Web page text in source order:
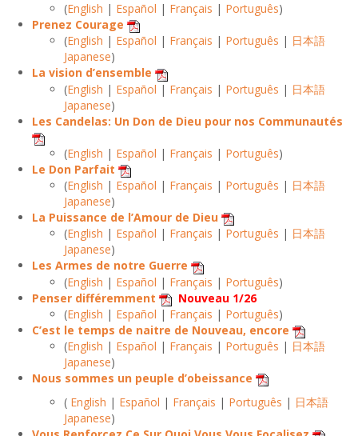
(English | Español | Français | Português)
Prenez Courage
(English | Español | Français | Português | 日本語
Japanese)
La vision d’ensemble
(English | Español | Français | Português | 日本語
Japanese)
Les Candelas: Un Don de Dieu pour nos Communautés
(English | Español | Français | Português)
Le Don Parfait
(English | Español | Français | Português | 日本語
Japanese)
La Puissance de l’Amour de Dieu
(English | Español | Français | Português | 日本語
Japanese)
Les Armes de notre Guerre
(English | Español | Français | Português)
Penser différemment
Nouveau 1/26
(English | Español | Français | Português)
C’est le temps de naitre de Nouveau, encore
(English | Español | Français | Português | 日本語
Japanese)
Nous sommes un peuple d’obeissance
( English | Español | Français | Português | 日本語
Japanese)